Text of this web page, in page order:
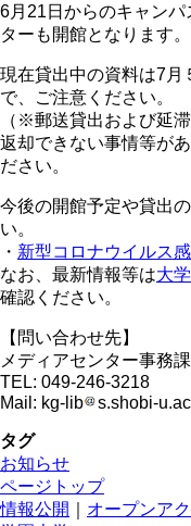
6月21日からのキャン
ターも開館となります。
現在貸出中の資料は7月
で、ご注意ください。
（※郵送貸出および延
返却できない事情等が
ださい。
今後の開館予定や貸出
い。
・ 新型コロナウイルス
なお、最新情報等は大
確認ください。
【問い合わせ先】
メディアセンター事務課
TEL: 049-246-3218
Mail: kg-lib
s.shobi-
タグ
お知らせ
ページトップ
情報公開
オープンア